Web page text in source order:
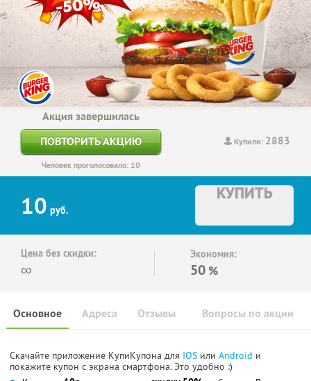
Купили: 2883
Акция завершилась
ПОВТОРИТЬ АКЦИЮ
Человек проголосовало: 10
10 руб.
КУПИТЬ
Цена без скидки:
∞
Экономия:
50 %
Основное Отзывы Вопросы по акции
Адреса
Скачайте приложение КупиКупона для IOS или Android и
покажите купон с экрана смартфона. Это удобно :)